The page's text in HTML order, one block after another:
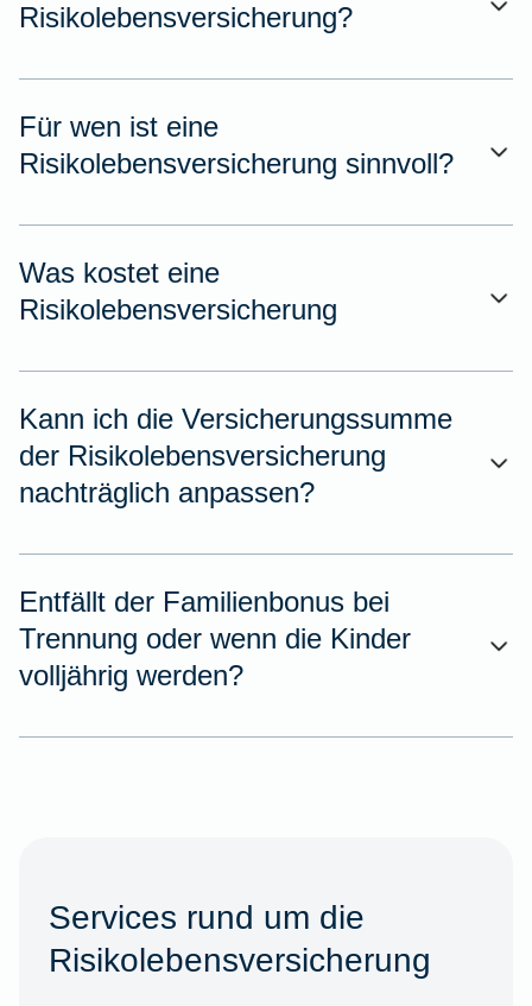
Risikolebensversicherung?
Für wen ist eine
Risikolebensversicherung sinnvoll?
Was kostet eine
Risikolebensversicherung
Kann ich die Versicherungssumme
der Risikolebensversicherung
nachträglich anpassen?
Entfällt der Familienbonus bei
Trennung oder wenn die Kinder
volljährig werden?
Services rund um die
Risikolebensversicherung